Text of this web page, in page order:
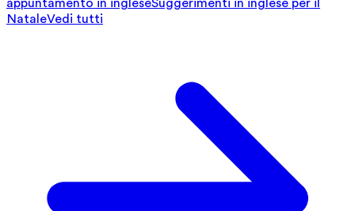
appuntamento in ingleseSuggerimenti in inglese per il
NataleVedi tutti